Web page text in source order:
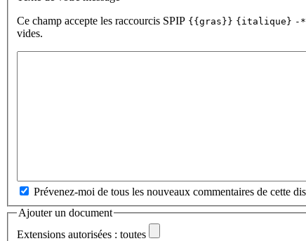
Ce champ accepte les raccourcis SPIP {{gras}} {italique} -
vides.
Prévenez-moi de tous les nouveaux commentaires de cette
Ajouter un document
Extensions autorisées : toutes